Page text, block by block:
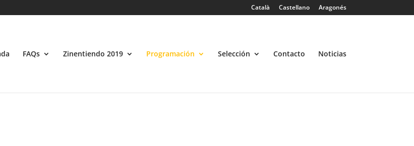
'taxonomia_propia' => array('nombre'=>"tipo_pelicula", "descripcion"=>"Tipo de película"), 'metabox' => array(
array('nombre'=>"sinopsis", "tipo"=>"texto_complejo", "descripcion"=>"Sinopsis"), ) ); crear_custom($argumentos);
$thumbID ); ob_start(); ?>
Català Castellano Aragonés
FAQs Zinentiendo 2019 Programación Selección Contacto Noticias